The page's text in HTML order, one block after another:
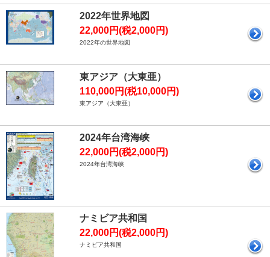
2022年世界地図
22,000円(税2,000円)
2022年の世界地図
東アジア（大東亜）
110,000円(税10,000円)
東アジア（大東亜）
2024年台湾海峡
22,000円(税2,000円)
2024年台湾海峡
ナミビア共和国
22,000円(税2,000円)
ナミビア共和国